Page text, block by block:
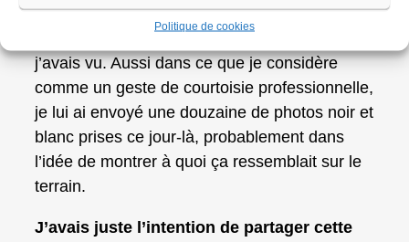
Politique de cookies
jour à Trang Bang. De ce que j’avais compris,
j’avais vu. Aussi dans ce que je considère
comme un geste de courtoisie professionnelle,
je lui ai envoyé une douzaine de photos noir et
blanc prises ce jour-là, probablement dans
l’idée de montrer à quoi ça ressemblait sur le
terrain.
J’avais juste l’intention de partager cette